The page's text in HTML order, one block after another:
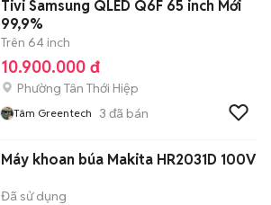
Tivi Samsung QLED Q6F 65 inch Mới
99,9%
Trên 64 inch
10.900.000 đ
Phường Tân Thới Hiệp
Tâm Greentech 3 đã bán
Máy khoan búa Makita HR2031D 100V
Đã sử dụng